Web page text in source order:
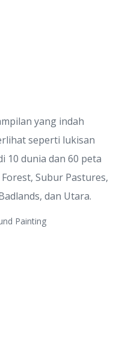
yang indah
seperti lukisan
10 dunia dan 60 peta
Subur Pastures,
dan Utara.